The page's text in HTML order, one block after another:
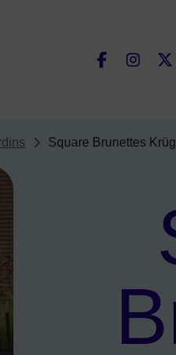
Square Brunettes